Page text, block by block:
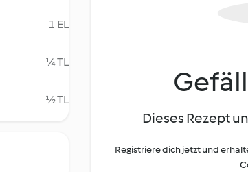
1 EL
¼ TL
½ TL
Dieses Rezept
Registriere dich jetzt und